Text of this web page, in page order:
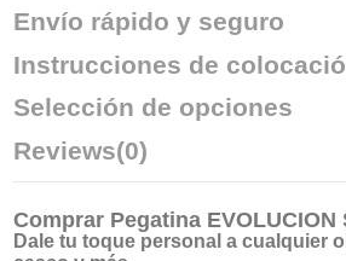
Envío rápido y seguro
Instrucciones de
Selección de opciones
Reviews(0)
Comprar Pegatina EVOLUCION
Dale tu toque personal a cualquier